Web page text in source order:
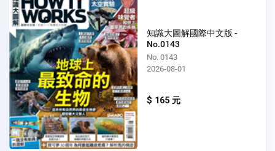
知識大圖解國際中文版 -
No.0143
No. 0143
2026-08-01
$ 165 元